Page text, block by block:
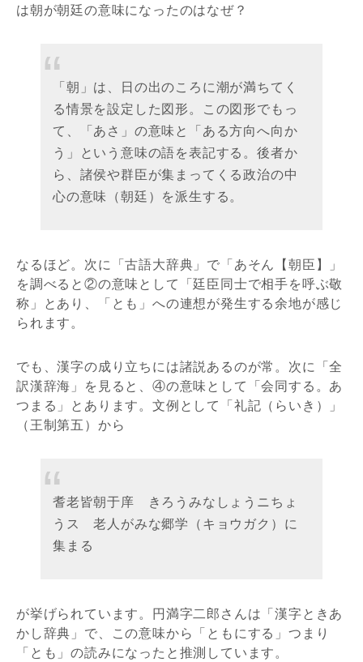
は朝が朝廷の意味になったのはなぜ？
「朝」は、日の出のころに潮が満ちてく
る情景を設定した図形。この図形でもっ
て、「あさ」の意味と「ある方向へ向か
う」という意味の語を表記する。後者か
ら、諸侯や群臣が集まってくる政治の中
心の意味（朝廷）を派生する。
なるほど。次に「古語大辞典」で「あそん【朝臣】」
を調べると②の意味として「廷臣同士で相手を呼ぶ敬
称」とあり、「とも」への連想が発生する余地が感じ
られます。
でも、漢字の成り立ちには諸説あるのが常。次に「全
訳漢辞海」を見ると、④の意味として「会同する。あ
つまる」とあります。文例として「礼記（らいき）」
（王制第五）から
耆老皆朝于庠 きろうみなしょうニちょ
うス 老人がみな郷学（キョウガク）に
集まる
が挙げられています。円満字二郎さんは「漢字ときあ
かし辞典」で、この意味から「ともにする」つまり
「とも」の読みになったと推測しています。